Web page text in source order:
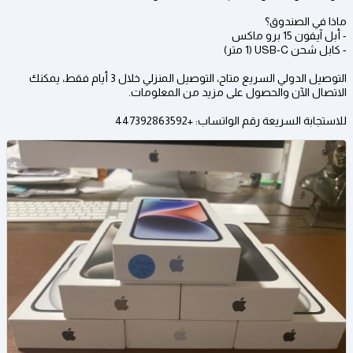
ماذا في الصندوق؟
- أبل آيفون 15 برو ماكس
- كابل شحن USB-C (1 متر)
التوصيل الدولي السريع متاح، التوصيل المنزلي خلال 3 أيام فقط، يمكنك
الاتصال الآن والحصول على مزيد من المعلومات.
للاستجابة السريعة رقم الواتساب: +447392863592